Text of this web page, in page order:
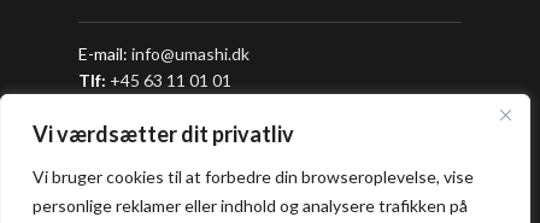
Vi værdsætter dit privatliv
Vi bruger cookies til at forbedre din browseroplevelse, vise
personlige reklamer eller indhold og analysere trafikken på
E-mail: info@umashi.dk
Tlf: +45 63 11 01 01
Åbningstider